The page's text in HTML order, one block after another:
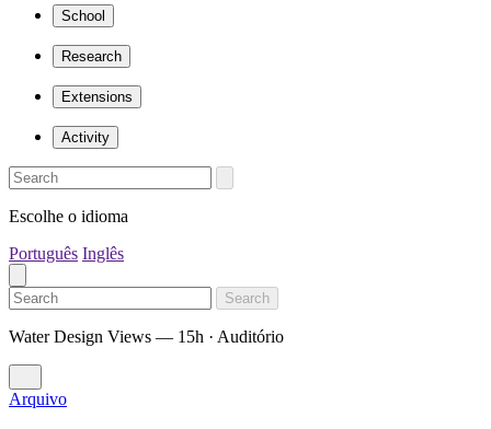
School
Research
Extensions
Activity
Escolhe o idioma
Português Inglês
Search
Water Design Views — 15h · Auditório
Arquivo